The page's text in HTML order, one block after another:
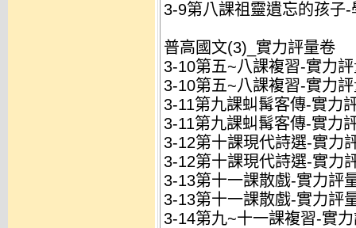
3-9第八課祖靈遺忘的孩子
普高國文(3)_實力評量卷
3-10第五~八課複習-實力
3-10第五~八課複習-實力
3-11第九課虯髯客傳-實力
3-11第九課虯髯客傳-實力
3-12第十課現代詩選-實力
3-12第十課現代詩選-實力
3-13第十一課散戲-實力評
3-13第十一課散戲-實力評
3-14第九~十一課複習-實